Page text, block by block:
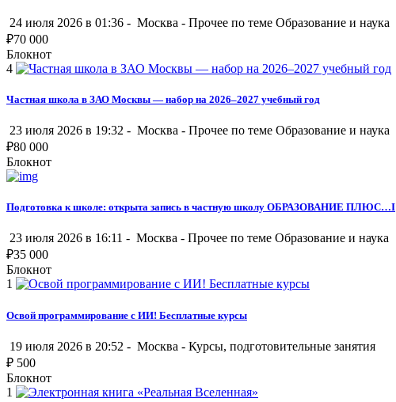
24 июля 2026 в 01:36 - Москва - Прочее по теме Образование и наука
₽70 000
Блокнот
4
Частная школа в ЗАО Москвы — набор на 2026–2027 учебный год
23 июля 2026 в 19:32 - Москва - Прочее по теме Образование и наука
₽80 000
Блокнот
Подготовка к школе: открыта запись в частную школу ОБРАЗОВАНИЕ ПЛЮС…I
23 июля 2026 в 16:11 - Москва - Прочее по теме Образование и наука
₽35 000
Блокнот
1
Освой программирование с ИИ! Бесплатные курсы
19 июля 2026 в 20:52 - Москва - Курсы, подготовительные занятия
₽ 500
Блокнот
1